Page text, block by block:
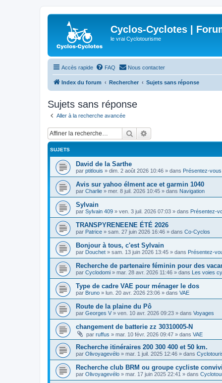
Cyclos-Cyclotes |
le vrai Cyclotourisme
Accès rapide FAQ Nous contacter
Index du forum Rechercher Sujets sans réponse
Sujets sans réponse
Aller à la recherche avancée
Rechercher
SUJETS
David de la Sarthe
par ptitlouis » dim. 2 août 2026 10:46 » dans Présentez-vous
Avis sur yahoo élment ace et garmin 1040
par Charlie » mer. 8 juil. 2026 10:45 » dans Navigation
Sylvain
par Sylvain 409 » ven. 3 juil. 2026 07:03 » dans Présentez-
TRANSPYRENEENE ÉTÉ 2026
par Patrice » sam. 27 juin 2026 16:46 » dans Co-Cyclos
Bonjour à tous, c'est Sylvain
par Douchet » sam. 13 juin 2026 13:45 » dans Présentez-
Recherche de partenaire féminin pour des
par Cyclodomi » mar. 28 avr. 2026 11:46 » dans Les voies
Type de cadre VAE pour ménager le dos
par Bruno » lun. 20 avr. 2026 23:06 » dans VAE
Route de la plaine du Pô
par Georges V » ven. 10 avr. 2026 09:23 » dans Voyages
changement de batterie zz 30310005-N
par ruffus » mar. 10 févr. 2026 09:47 » dans VAE
Recherche itinéraires 200 300 400 et 50 km.
par Olivoyagevélo » mar. 1 juil. 2025 12:46 » dans
Recherche club BRM ou groupe cycliste
par Olivoyagevélo » mar. 17 juin 2025 22:41 » dans